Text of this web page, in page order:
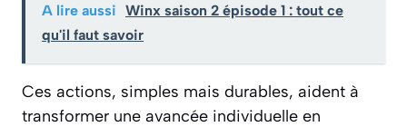
A lire aussi Winx saison 2 épisode 1 : tout ce
qu'il faut savoir
Ces actions, simples mais durables, aident à
transformer une avancée individuelle en